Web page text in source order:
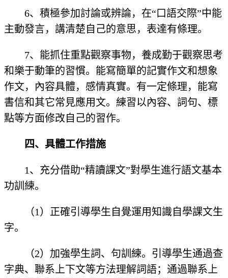
6、積極參加討論或辨論，在“口語交際”中能
主動發言，講清楚自己的意思，表達有條理。
7、能抓住重點觀察事物，養成勤于觀察思考
和樂于動筆的習慣。能寫簡單的記實作文和想象
作文，內容具體，感情真實。有一定條理，能寫
書信和其它常見應用文。練習以內容、詞句、標
點等方面修改自己的習作。
四、具體工作措施
1、充分借助“精讀課文”對學生進行語文基本
功訓練。
（1）正確引導學生自覺運用知識自學課文生
字。
（2）加強學生詞、句訓練。引導學生通過查
字典、聯系上下文等方法理解詞語；通過聯系上